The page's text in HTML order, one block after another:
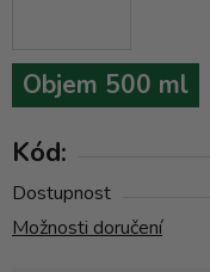
Objem 500 ml
Kód:
Dostupnost
Možnosti doručení